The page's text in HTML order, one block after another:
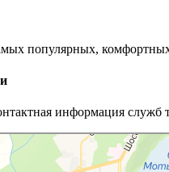
популярных,
информация